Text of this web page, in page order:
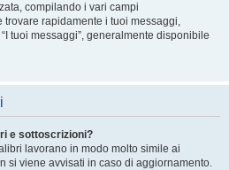
compilando i vari campi
rapidamente i tuoi messaggi,
tuoi messaggi”, generalmente disponibile
e sottoscrizioni?
lavorano in modo molto simile ai
si viene avvisati in caso di aggiornamento.